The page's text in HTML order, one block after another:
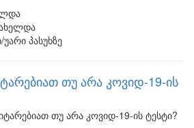
პასუხზე
თუ არა კოვიდ-19-ის
თუ არა კოვიდ-19-ის ტესტი?